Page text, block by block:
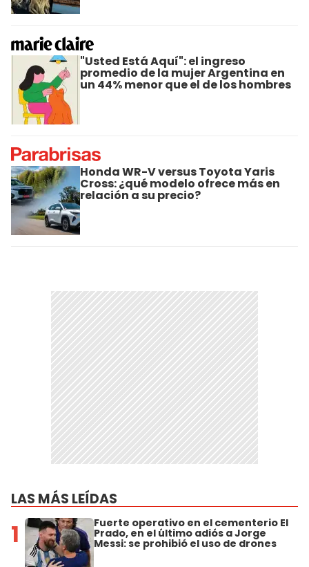
"Usted Está Aquí": el ingreso
promedio de la mujer Argentina en
un 44% menor que el de los hombres
Honda WR-V versus Toyota Yaris
Cross: ¿qué modelo ofrece más en
relación a su precio?
LAS MÁS LEÍDAS
1 Fuerte operativo en el cementerio El
Prado, en el último adiós a Jorge
Messi: se prohibió el uso de drones